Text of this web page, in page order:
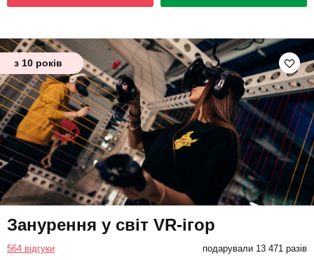
з 10 років
Занурення у світ VR-ігор
564 відгуки подарували 13 471 разів